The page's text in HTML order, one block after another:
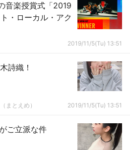
音楽授賞式「2019
・ローカル・アク
2019/11/5(Tu) 13:51
詩織！
まとえめ） 2019/11/5(Tu) 13:51
ご立派な件